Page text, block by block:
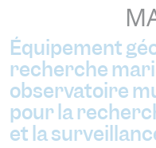
Équipement
recherche
observatoire
pour la
et la